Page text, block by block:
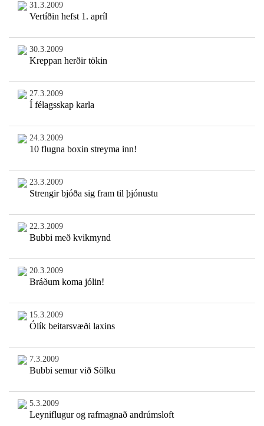
31.3.2009
Vertíðin hefst 1. apríl
30.3.2009
Kreppan herðir tökin
27.3.2009
Í félagsskap karla
24.3.2009
10 flugna boxin streyma inn!
23.3.2009
Strengir bjóða sig fram til þjónustu
22.3.2009
Bubbi með kvikmynd
20.3.2009
Bráðum koma jólin!
15.3.2009
Ólík beitarsvæði laxins
7.3.2009
Bubbi semur við Sölku
5.3.2009
Leyniflugur og rafmagnað andrúmsloft